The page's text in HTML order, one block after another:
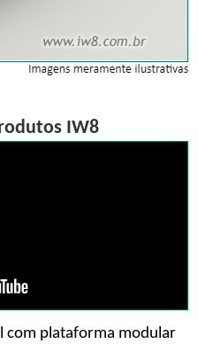
IW8
com plataforma modular